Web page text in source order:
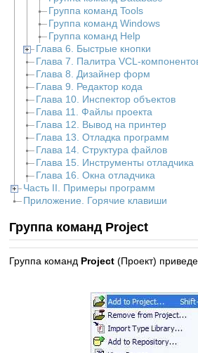
Группа команд Tools
Группа команд Windows
Группа команд Help
Глава 6. Быстрые кнопки
Глава 7. Палитра VCL-
Глава 8. Дизайнер форм
Глава 9. Редактор кода
Глава 10. Инспектор объектов
Глава 11. Файлы проекта
Глава 12. Вывод на принтер
Глава 13. Отладка программ
Глава 14. Структура файлов
Глава 15. Инструменты отладчика
Глава 16. Окна отладчика
Часть II. Примеры программ
Приложение. Горячие клавиши
Группа команд Project
Группа команд Project(Проект)